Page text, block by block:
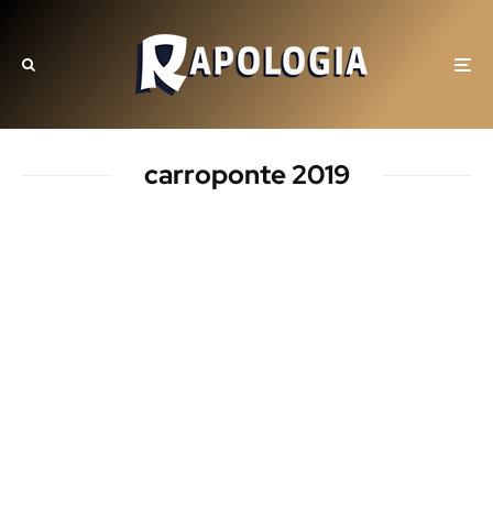
carroponte 2019